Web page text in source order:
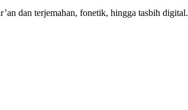
dan terjemahan, fonetik, hingga tasbih digital.